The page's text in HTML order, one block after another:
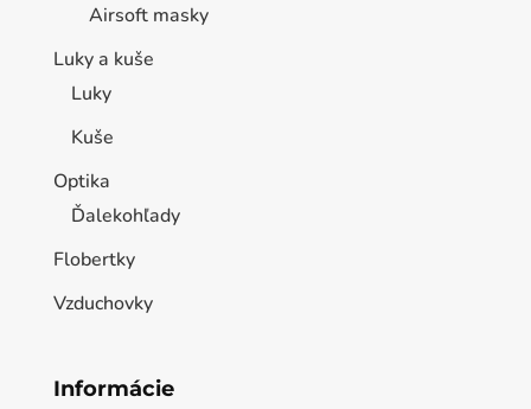
Airsoft masky
Luky a kuše
Luky
Kuše
Optika
Ďalekohľady
Flobertky
Vzduchovky
Informácie